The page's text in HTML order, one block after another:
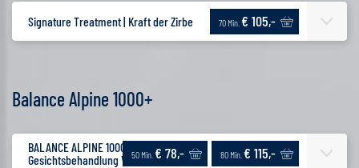
Signature Treatment | Kraft der Zirbe 70 Min. € 105,-
Balance Alpine 1000+
BALANCE ALPINE 1000+
Gesichtsbehandlung Vitalkraft
50 Min. € 78,- 80 Min. € 115,-